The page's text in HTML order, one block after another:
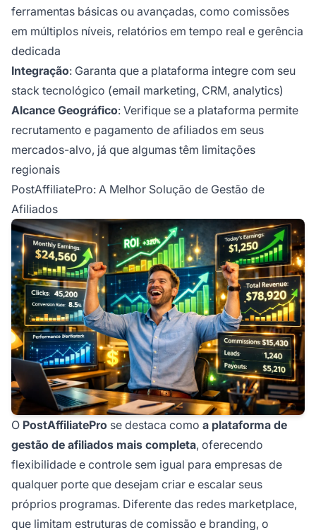
ferramentas básicas ou avançadas, como comissões
em múltiplos níveis, relatórios em tempo real e gerência
dedicada
Integração: Garanta que a plataforma integre com seu
stack tecnológico (email marketing, CRM, analytics)
Alcance Geográfico: Verifique se a plataforma permite
recrutamento e pagamento de afiliados em seus
mercados-alvo, já que algumas têm limitações
regionais
PostAffiliatePro: A Melhor Solução de Gestão de
Afiliados
O PostAffiliatePro se destaca como a plataforma de
gestão de afiliados mais completa, oferecendo
flexibilidade e controle sem igual para empresas de
qualquer porte que desejam criar e escalar seus
próprios programas. Diferente das redes marketplace,
que limitam estruturas de comissão e branding, o